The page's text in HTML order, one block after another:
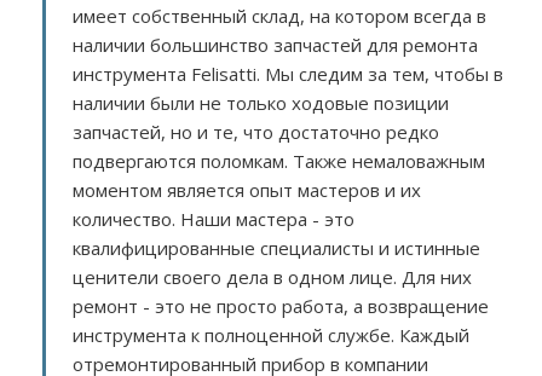
имеет собственный склад, на котором всегда в
наличии большинство запчастей для ремонта
инструмента Felisatti. Мы следим за тем, чтобы в
наличии были не только ходовые позиции
запчастей, но и те, что достаточно редко
подвергаются поломкам. Также немаловажным
моментом является опыт мастеров и их
количество. Наши мастера - это
квалифицированные специалисты и истинные
ценители своего дела в одном лице. Для них
ремонт - это не просто работа, а возвращение
инструмента к полноценной службе. Каждый
отремонтированный прибор в компании